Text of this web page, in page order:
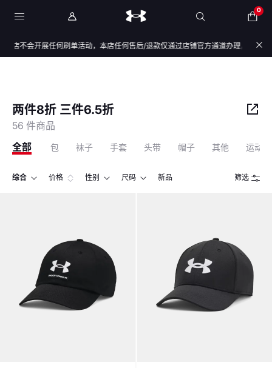
0
开展任何刷单活动，本店任何售后/退款仅通过店铺官方通道办理，退款均原
两件8折 三件6.5折
56 件商品
全部
包 袜子 手套 头带 帽子 其他 运动
综合 价格 性别 尺码 新品 筛选